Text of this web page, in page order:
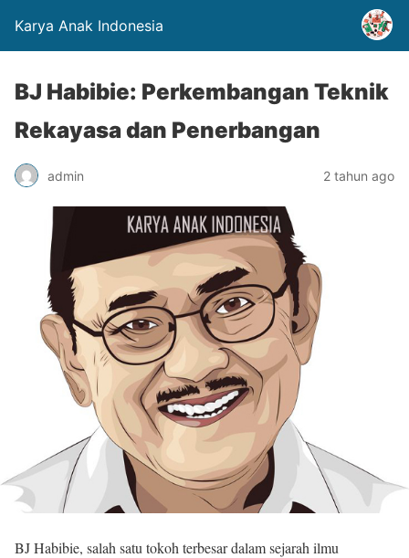
Karya Anak Indonesia
BJ Habibie: Perkembangan Teknik
Rekayasa dan Penerbangan
admin 2 tahun ago
BJ Habibie, salah satu tokoh terbesar dalam sejarah ilmu